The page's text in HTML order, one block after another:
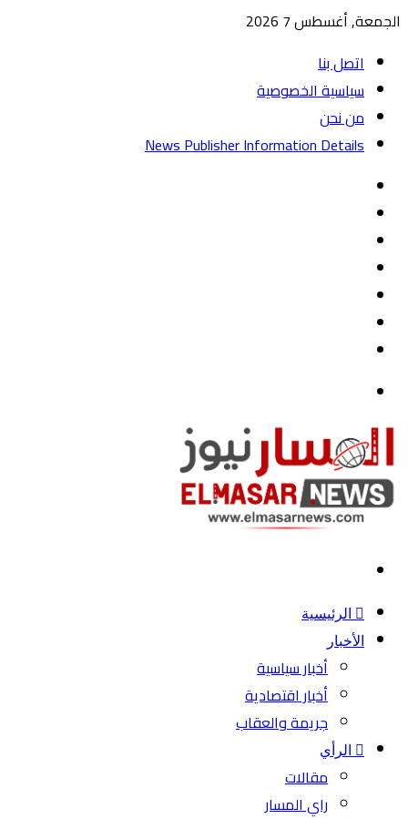
الجمعة, أغسطس 7 2026
اتصل بنا
سياسية الخصوصية
من نحن
News Publisher Information Details
الرئيسية
الأخبار
أخبار سياسية
أخبار اقتصادية
جريمة والعقاب
الرأي
مقالات
راي المسار